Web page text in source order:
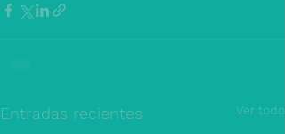
Entradas recientes Ver todo